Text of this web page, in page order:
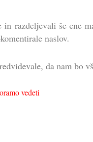
razdeljevali še ene
naslov.
da nam bo
vedeti